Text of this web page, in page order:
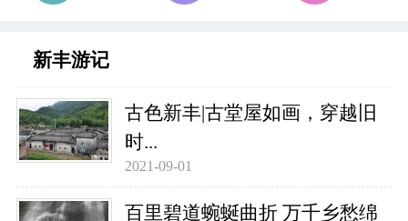
新丰游记
古色新丰|古堂屋如画，穿越旧
时...
2021-09-01
百里碧道蜿蜒曲折 万千乡愁绵